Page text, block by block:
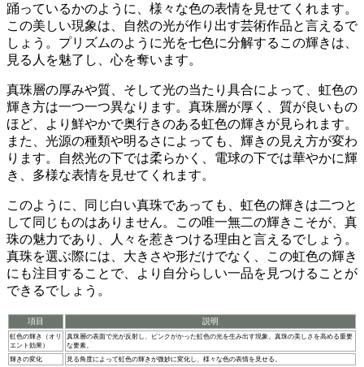
踊っているかのように、様々な色の表情を見せてくれます。
この美しい現象は、自然の光が作り出す芸術作品と言えるで
しょう。 プリズムのように光を七色に分解するこの輝きは、
見る人を魅了し、心を奪います。
真珠層の厚みや質、そして光の当たり具合によって、虹色の
輝き方は一つ一つ異なります。 真珠層が厚く、質が良いもの
ほど、より鮮やかで奥行きのある虹色の輝きが見られます。
また、光源の種類や明るさによっても、輝きの見え方が変わ
ります。自然光の下では柔らかく、電球の下では華やかに輝
き、多様な表情を見せてくれます。
このように、同じ白い真珠であっても、虹色の輝きは二つと
して同じものはありません。
この唯一無二の輝きこそが、真
珠の魅力であり、人々を惹きつける理由と言えるでしょう。
真珠を選ぶ際には、大きさや形だけでなく、この虹色の輝き
にも注目することで、より自分らしい一品を見つけることが
できるでしょう。
項目 説明
虹色の輝き（オリ
エント効果）
真珠層の表面で光が反射し、ピンクがかった虹色の光を生み出す現象。真珠の美しさを高める重要
な要素。
輝きの変化
見る角度によって虹色の輝きが微妙に変化し、様々な色の表情を見せる。